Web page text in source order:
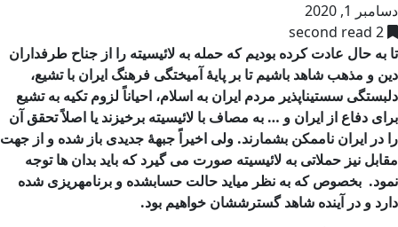
دسامبر 1, 2020
2 second read
تا به حال عادت کرده بودیم که حمله به لائیسیته را از جناح طرفداران
دین و مذهب شاهد باشیم تا بر پایۀ آمیختگی فرهنگ ایران با تشیع،
دلبستگی سستیناپذیر مردم ایران به اسلام، احیاناً لزوم تکیه به تشیع
برای دفاع از ایران و … به مصاف با لائیسیته برخیزند یا اصلاً تحقق آن
را در ایران ناممکن بشمارند. ولی اخیراً جبهۀ جدیدی باز شده و از جهت
مقابل نیز حملاتی به لائیسیته صورت می گیرد که باید بدان ها توجه
نمود. بخصوص که به نظر میاید حالت حسابشده و برنامهریزی شده
دارد و در آینده شاهد گسترششان خواهیم بود.